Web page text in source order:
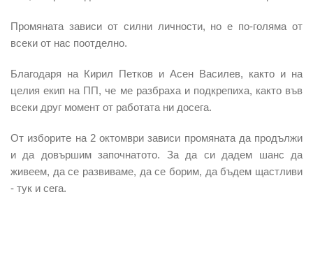
Промяната зависи от силни личности, но е по-голяма от
всеки от нас поотделно.
Благодаря на Кирил Петков и Асен Василев, както и на
целия екип на ПП, че ме разбраха и подкрепиха, както във
всеки друг момент от работата ни досега.
От изборите на 2 октомври зависи промяната да продължи
и да довършим започнатото. За да си дадем шанс да
живеем, да се развиваме, да се борим, да бъдем щастливи
- тук и сега.